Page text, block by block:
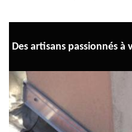
Des artisans passionnés à